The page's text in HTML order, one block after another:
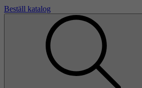
Beställ katalog